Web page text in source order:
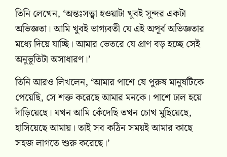
তিনি লেখেন, ‘অন্তঃসত্ত্বা হওয়াটা খুবই সুন্দর একটা
অভিজ্ঞতা। আমি খুবই ভাগ্যবতী যে এই অপূর্ব অভিজ্ঞতার
মধ্যে দিয়ে যাচ্ছি। আমার ভেতরে যে প্রাণ বড় হচ্ছে সেই
অনুভূতিটা অসাধারণ।’
তিনি আরও লিখলেন, ‘আমার পাশে যে পুরুষ মানুষটিকে
পেয়েছি, সে শক্ত করেছে আমার মনকে। পাশে ঢাল হয়ে
দাঁড়িয়েছে। যখন আমি কেঁদেছি তখন চোখ মুছিয়েছে,
হাসিয়েছে আমায়। তাই সব কঠিন সময়ই আমার কাছে
সহজ লাগতে শুরু করেছে।’